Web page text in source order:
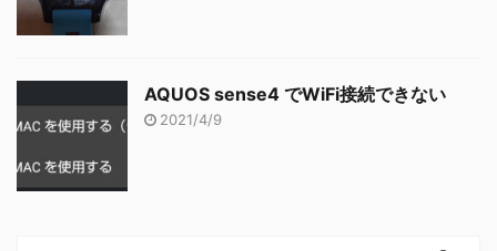
AQUOS sense4 でWiFi接続できない
2021/4/9